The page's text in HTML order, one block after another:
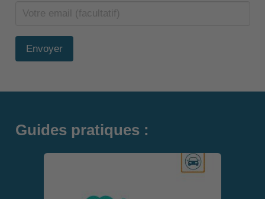
Envoyer
Guides pratiques :